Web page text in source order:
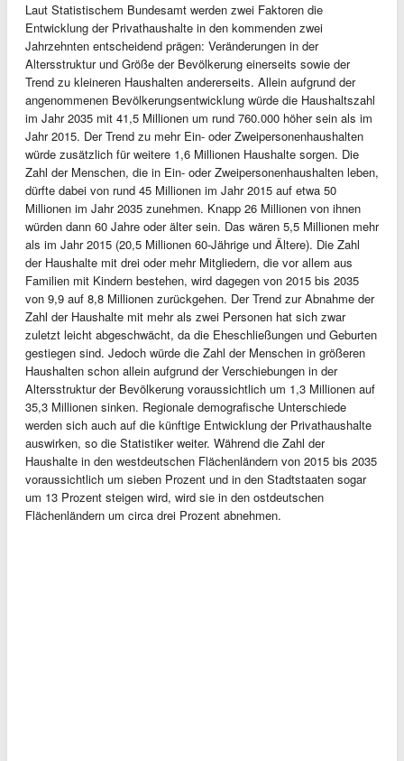
Laut Statistischem Bundesamt werden zwei Faktoren die
Entwicklung der Privathaushalte in den kommenden zwei
Jahrzehnten entscheidend prägen: Veränderungen in der
Altersstruktur und Größe der Bevölkerung einerseits sowie der
Trend zu kleineren Haushalten andererseits. Allein aufgrund der
angenommenen Bevölkerungsentwicklung würde die Haushaltszahl
im Jahr 2035 mit 41,5 Millionen um rund 760.000 höher sein als im
Jahr 2015. Der Trend zu mehr Ein- oder Zweipersonenhaushalten
würde zusätzlich für weitere 1,6 Millionen Haushalte sorgen. Die
Zahl der Menschen, die in Ein- oder Zweipersonenhaushalten leben,
dürfte dabei von rund 45 Millionen im Jahr 2015 auf etwa 50
Millionen im Jahr 2035 zunehmen. Knapp 26 Millionen von ihnen
würden dann 60 Jahre oder älter sein. Das wären 5,5 Millionen mehr
als im Jahr 2015 (20,5 Millionen 60-Jährige und Ältere). Die Zahl
der Haushalte mit drei oder mehr Mitgliedern, die vor allem aus
Familien mit Kindern bestehen, wird dagegen von 2015 bis 2035
von 9,9 auf 8,8 Millionen zurückgehen. Der Trend zur Abnahme der
Zahl der Haushalte mit mehr als zwei Personen hat sich zwar
zuletzt leicht abgeschwächt, da die Eheschließungen und Geburten
gestiegen sind. Jedoch würde die Zahl der Menschen in größeren
Haushalten schon allein aufgrund der Verschiebungen in der
Altersstruktur der Bevölkerung voraussichtlich um 1,3 Millionen auf
35,3 Millionen sinken. Regionale demografische Unterschiede
werden sich auch auf die künftige Entwicklung der Privathaushalte
auswirken, so die Statistiker weiter. Während die Zahl der
Haushalte in den westdeutschen Flächenländern von 2015 bis 2035
voraussichtlich um sieben Prozent und in den Stadtstaaten sogar
um 13 Prozent steigen wird, wird sie in den ostdeutschen
Flächenländern um circa drei Prozent abnehmen.